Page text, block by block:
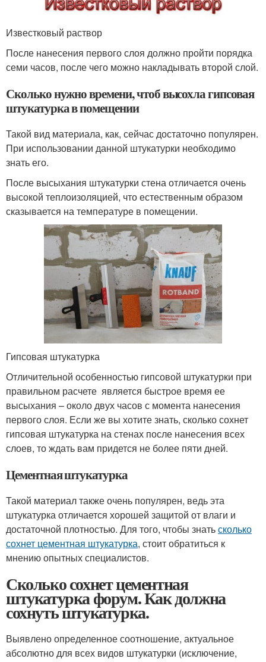
Известковый раствор
После нанесения первого слоя должно пройти порядка
семи часов, после чего можно накладывать второй слой.
Сколько нужно времени, чтоб высохла гипсовая
штукатурка в помещении
Такой вид материала, как, сейчас достаточно популярен.
При использовании данной штукатурки необходимо
знать его.
После высыхания штукатурки стена отличается очень
высокой теплоизоляцией, что естественным образом
сказывается на температуре в помещении.
Гипсовая штукатурка
Отличительной особенностью гипсовой штукатурки при
правильном расчете является быстрое время ее
высыхания – около двух часов с момента нанесения
первого слоя. Если же вы хотите знать, сколько сохнет
гипсовая штукатурка на стенах после нанесения всех
слоев, то ждать вам придется не более пяти дней.
Цементная штукатурка
Такой материал также очень популярен, ведь эта
штукатурка отличается хорошей защитой от влаги и
достаточной плотностью. Для того, чтобы знатьсколько
сохнет цементная штукатурка, стоит обратиться к
мнению опытных специалистов.
Сколько сохнет цементная
штукатурка форум. Как должна
сохнуть штукатурка.
Выявлено определенное соотношение, актуальное
абсолютно для всех видов штукатурки (исключение,